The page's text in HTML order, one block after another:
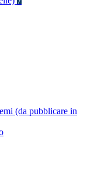
(da pubblicare in